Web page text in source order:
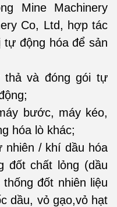
Mine Machinery
Co, Ltd, hợp tác
tự động hóa để sản
thả và đóng gói tự
bước, máy kéo,
hóa lò khác;
nhiên / khí dầu hóa
đốt chất lỏng (dầu
đốt nhiên liệu
dầu, vỏ gạo,vỏ hạt